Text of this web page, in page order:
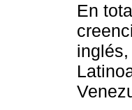
En